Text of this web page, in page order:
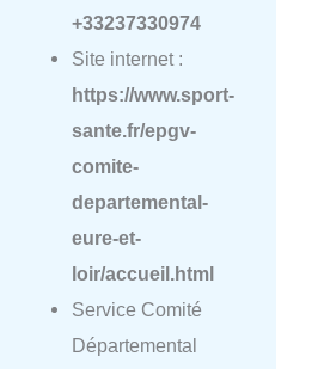
+33237330974
Site internet :
https://www.sport-
sante.fr/epgv-
comite-
departemental-
eure-et-
loir/accueil.html
Service Comité
Départemental